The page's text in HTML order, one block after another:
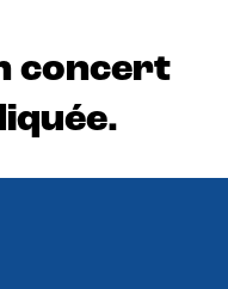
concert